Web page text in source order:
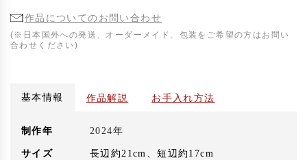
作品についてのお問い合わせ
(※日本国外への発送、オーダーメイド、包装をご希望の方はお問い
合わせください)
基本情報 作品解説 お手入れ方法
制作年 2024年
サイズ 長辺約21cm、短辺約17cm